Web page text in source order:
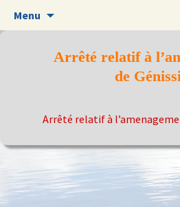
Menu
Arrêté relatif à
de
Arrêté relatif à